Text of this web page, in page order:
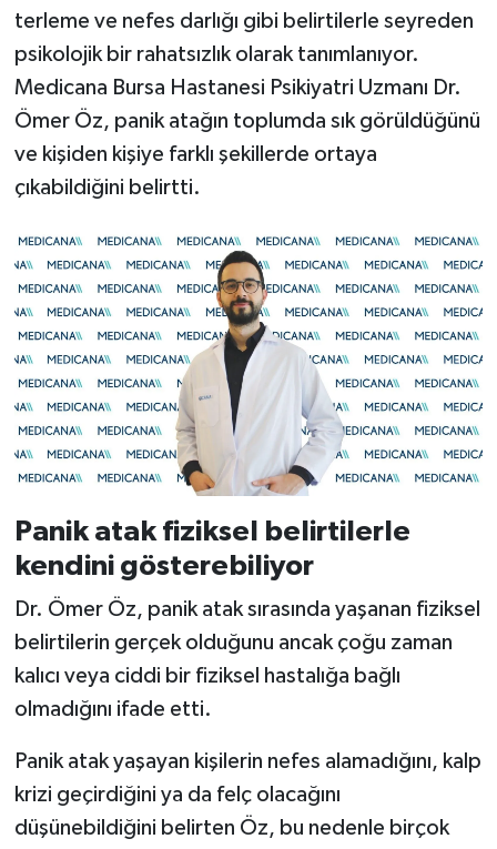
terleme ve nefes darlığı gibi belirtilerle seyreden
psikolojik bir rahatsızlık olarak tanımlanıyor.
Medicana Bursa Hastanesi Psikiyatri Uzmanı Dr.
Ömer Öz, panik atağın toplumda sık görüldüğünü
ve kişiden kişiye farklı şekillerde ortaya
çıkabildiğini belirtti.
Panik atak fiziksel belirtilerle
kendini gösterebiliyor
Dr. Ömer Öz, panik atak sırasında yaşanan fiziksel
belirtilerin gerçek olduğunu ancak çoğu zaman
kalıcı veya ciddi bir fiziksel hastalığa bağlı
olmadığını ifade etti.
Panik atak yaşayan kişilerin nefes alamadığını, kalp
krizi geçirdiğini ya da felç olacağını
düşünebildiğini belirten Öz, bu nedenle birçok